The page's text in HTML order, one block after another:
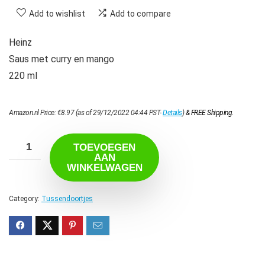
Add to wishlist Add to compare
Heinz
Saus met curry en mango
220 ml
Amazon.nl Price:€8.97(as of 29/12/2022 04:44 PST-Details)&FREE Shipping.
TOEVOEGEN
AAN
WINKELWAGEN
Category: Tussendoortjes